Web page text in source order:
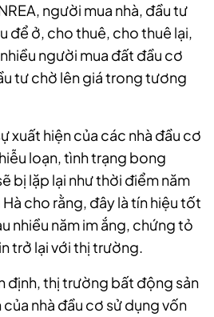
người mua nhà, đầu tư
để ở, cho thuê, cho thuê lại,
người mua đất đầu cơ
tư chờ lên giá trong tương
xuất hiện của các nhà đầu cơ
loạn, tình trạng bong
bị lặp lại như thời điểm năm
cho rằng, đây là tín hiệu tốt
nhiều năm im ắng, chứng tỏ
trở lại với thị trường.
định, thị trường bất động sản
nhà đầu cơ sử dụng vốn